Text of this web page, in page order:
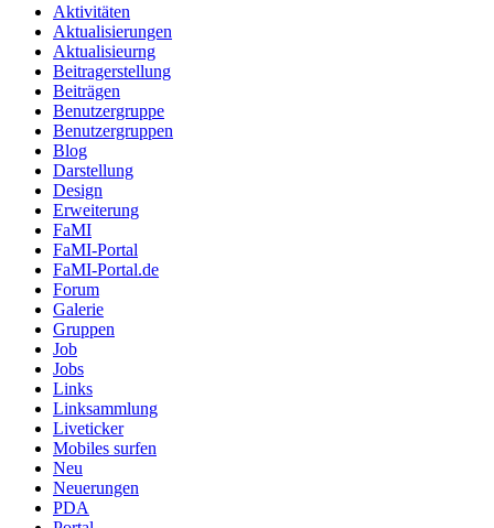
Aktivitäten
Aktualisierungen
Aktualisieurng
Beitragerstellung
Beiträgen
Benutzergruppe
Benutzergruppen
Blog
Darstellung
Design
Erweiterung
FaMI
FaMI-Portal
FaMI-Portal.de
Forum
Galerie
Gruppen
Job
Jobs
Links
Linksammlung
Liveticker
Mobiles surfen
Neu
Neuerungen
PDA